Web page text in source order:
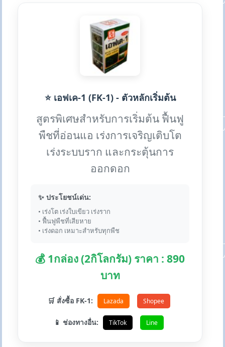
⭐ เอฟเค-1 (FK-1) - ตัวหลักเริ่มต้น
สูตรพิเศษสำหรับการเริ่มต้น ฟื้นฟู
พืชที่อ่อนแอ เร่งการเจริญเติบโต
เร่งระบบราก และกระตุ้นการ
ออกดอก
✨ ประโยชน์เด่น:
• เร่งโต เร่งใบเขียว เร่งราก
• ฟื้นฟูพืชที่เสียหาย
• เร่งดอก เหมาะสำหรับทุกพืช
💰 1กล่อง (2กิโลกรัม) ราคา : 890
บาท
🛒 สั่งซื้อ FK-1: Lazada Shopee
📱 ช่องทางอื่น: TikTok Line